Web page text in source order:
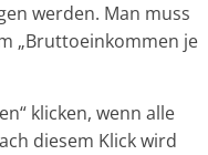
werden. Man muss
„Bruttoeinkommen je
klicken, wenn alle
diesem Klick wird